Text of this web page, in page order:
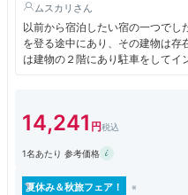
ムスカリ
以前から宿泊したい宿の一つでし
を登る途中にあり、その建物は
は建物の２階にあり駐車をしてイ
のロビーに上がります。
ないです。
お風呂は４階、レストランは５階
今回、レストランで夕食時に一人
ず、レストランの従業員も注意を
14,241
1名あたり 参考価格
夏休み＆秋旅フェア！